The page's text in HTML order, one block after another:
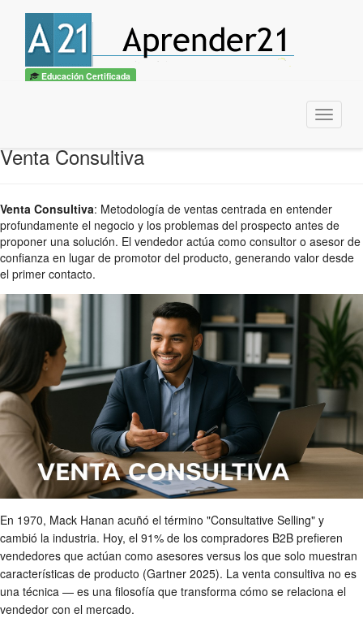
Educación Certificada
Menu
Venta Consultiva
Venta Consultiva: Metodología de ventas centrada en entender
profundamente el negocio y los problemas del prospecto antes de
proponer una solución. El vendedor actúa como consultor o asesor de
confianza en lugar de promotor del producto, generando valor desde
el primer contacto.
En 1970, Mack Hanan acuñó el término "Consultative Selling" y
cambió la industria. Hoy, el 91% de los compradores B2B prefieren
vendedores que actúan como asesores versus los que solo muestran
características de producto (Gartner 2025). La venta consultiva no es
una técnica — es una filosofía que transforma cómo se relaciona el
vendedor con el mercado.